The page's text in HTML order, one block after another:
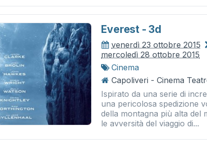
Everest - 3d
venerdì 23 ottobre 2015
mercoledì 28 ottobre 2015
Cinema
Capoliveri - Cinema
Ispirato da una serie di
una pericolosa spedizione
della montagna più alta del
le avversità del viaggio di...